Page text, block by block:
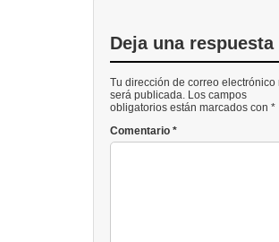
Deja una respuesta
Tu dirección de correo electrónico
será publicada. Los campos
obligatorios están marcados con *
Comentario *